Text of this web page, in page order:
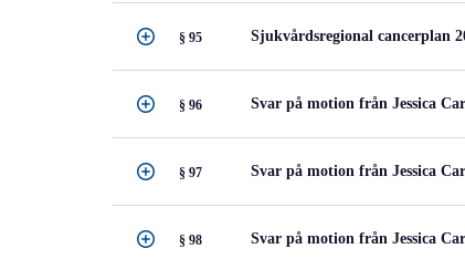
§ 95 Sjukvårdsregional cancerplan
§ 96 Svar på motion från Jessica
§ 97 Svar på motion från Jessica
§ 98 Svar på motion från Jessica